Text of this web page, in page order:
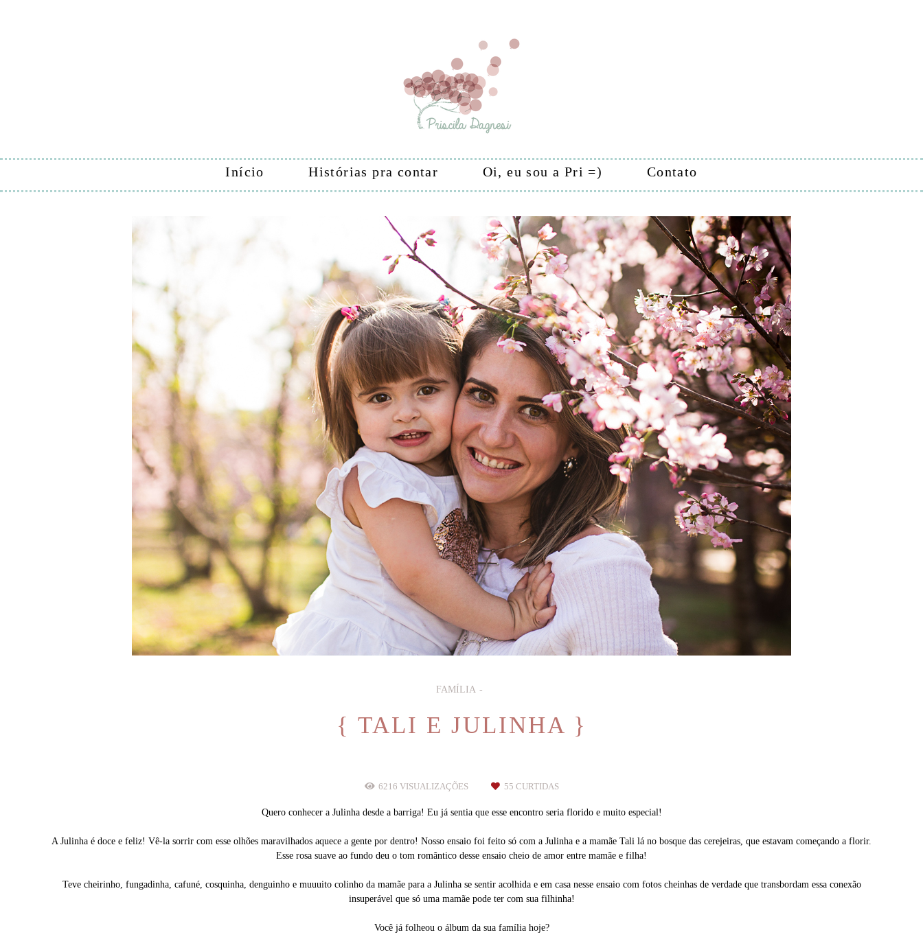
Início Histórias pra contar Oi, eu sou a Pri =) Contato
FAMÍLIA
{ TALI E JULINHA }
6216 VISUALIZAÇÕES 55 CURTIDAS
Quero conhecer a Julinha desde a barriga! Eu já sentia que esse encontro seria florido e muito especial!
A Julinha é doce e feliz! Vê-la sorrir com esse olhões maravilhados aquece a gente por dentro! Nosso ensaio foi feito só com a Julinha e a mamãe Tali lá no bosque das cerejeiras, que estavam começando a florir.
Esse rosa suave ao fundo deu o tom romântico desse ensaio cheio de amor entre mamãe e filha!
Teve cheirinho, fungadinha, cafuné, cosquinha, denguinho e muuuito colinho da mamãe para a Julinha se sentir acolhida e em casa nesse ensaio com fotos cheinhas de verdade que transbordam essa conexão
insuperável que só uma mamãe pode ter com sua filhinha!
Você já folheou o álbum da sua família hoje?